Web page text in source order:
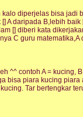
kalo diperjelas bisa jadi
A daripada B,lebih
[] diberi kata
C guru matematika,A
^^ contoh A = kucing,
bisa piara kucing
Tar bertengkar